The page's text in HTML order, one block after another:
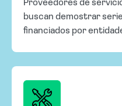
Proveedores de
buscan demostrar
financiados por